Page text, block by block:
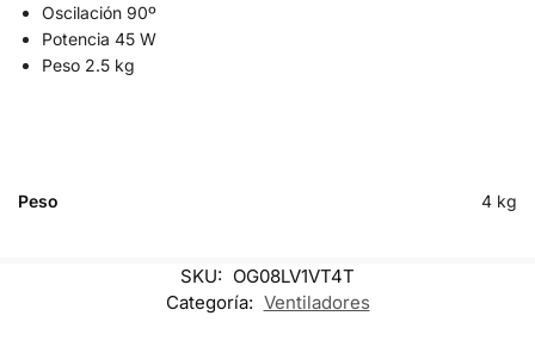
Oscilación 90º
Potencia 45 W
Peso 2.5 kg
Peso 4 kg
SKU: OG08LV1VT4T
Categoría: Ventiladores